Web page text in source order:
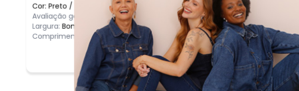
Cor: Preto /
Avaliação geral do produto: Incrível
Largura: Bom
Comprimento:
Longo